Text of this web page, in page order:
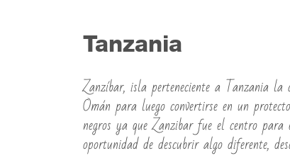
Tanzania
Zanzíbar, isla perteneciente a Tanzania
Omán para luego convertirse en un
negros ya que Zanzibar fue el centro
oportunidad de descubrir algo diferente,